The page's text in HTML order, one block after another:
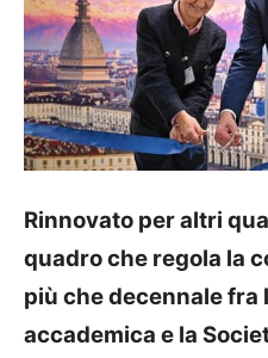
Rinnovato per altri
quadro che regola la
più che decennale fra
accademica e la